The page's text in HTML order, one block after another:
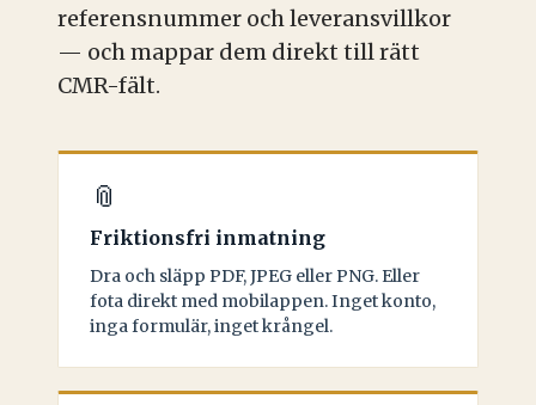
referensnummer och leveransvillkor
— och mappar dem direkt till rätt
CMR-fält.
📎
Friktionsfri inmatning
Dra och släpp PDF, JPEG eller PNG. Eller
fota direkt med mobilappen. Inget konto,
inga formulär, inget krångel.